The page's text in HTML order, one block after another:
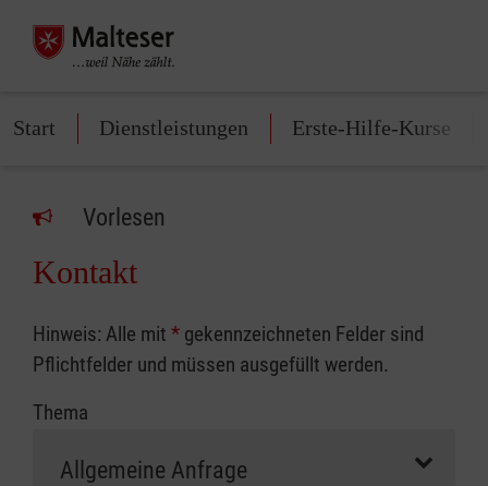
Start Dienstleistungen Erste-Hilfe-Kurse
Vorlesen
Kontakt
Hinweis: Alle mit * gekennzeichneten Felder sind
Pflichtfelder und müssen ausgefüllt werden.
Thema